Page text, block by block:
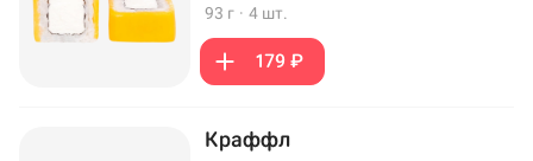
93 г · 4 шт.
179 ₽
Краффл